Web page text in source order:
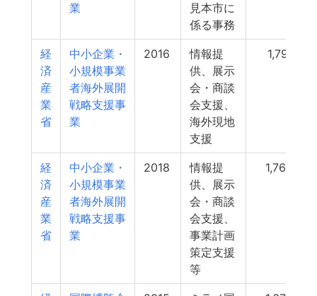
業
見本市に
係る事務
経
済
産
業
省
中小企業・
小規模事業
者海外展開
戦略支援事
業
2016
情報提
供、展示
会・商談
会支援、
海外現地
支援
1,791
経
済
産
業
省
中小企業・
小規模事業
者海外展開
戦略支援事
業
2018
情報提
供、展示
会・商談
会支援、
事業計画
策定支援
等
1,760